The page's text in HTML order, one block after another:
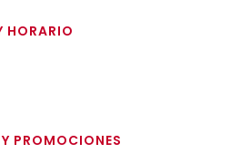
HORARIO
PROMOCIONES